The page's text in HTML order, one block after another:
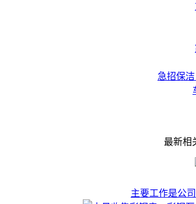
急招保
最新相
主要工作是公